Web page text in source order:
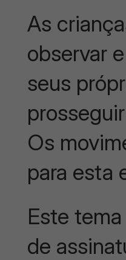
As
observar
seus
Os
para esta
Este
de